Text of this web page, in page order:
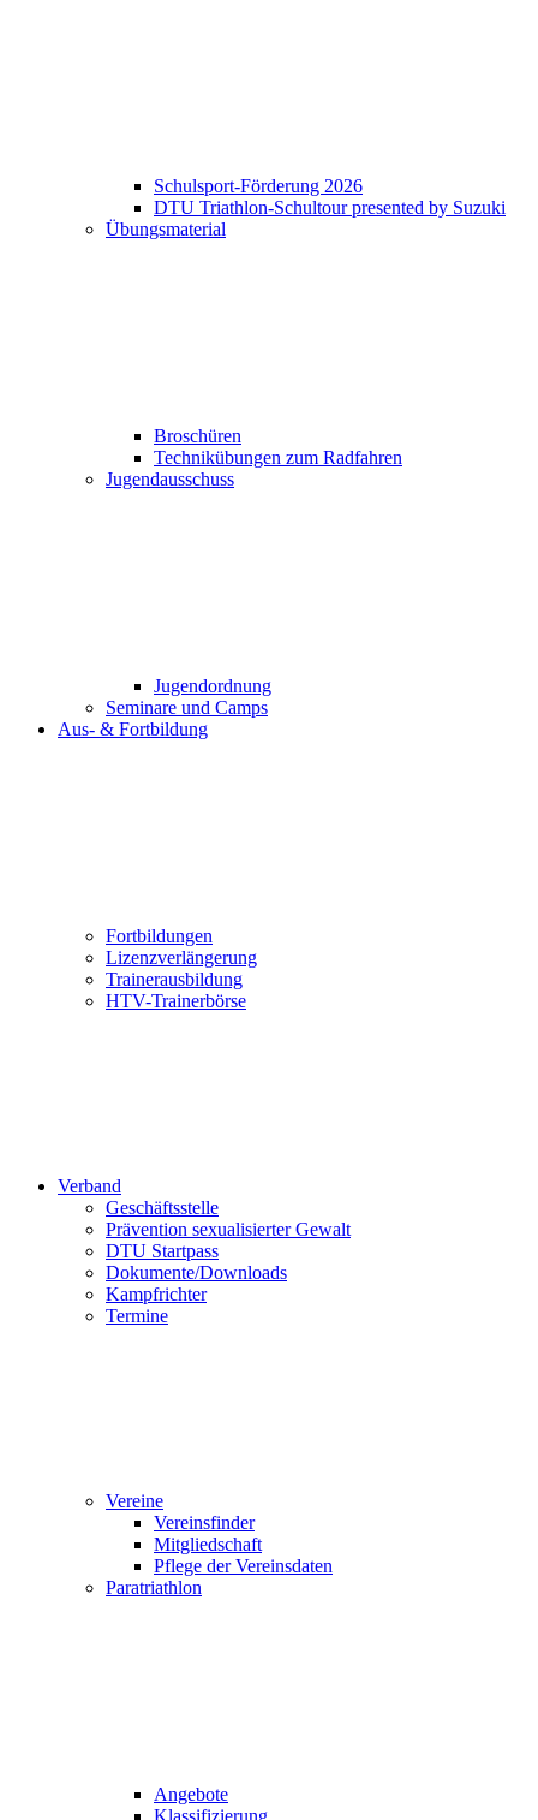
Schulsport-Förderung 2026
DTU Triathlon-Schultour presented by Suzuki
Übungsmaterial
Broschüren
Technikübungen zum Radfahren
Jugendausschuss
Jugendordnung
Seminare und Camps
Aus- & Fortbildung
Fortbildungen
Lizenzverlängerung
Trainerausbildung
HTV-Trainerbörse
Verband
Geschäftsstelle
Prävention sexualisierter Gewalt
DTU Startpass
Dokumente/Downloads
Kampfrichter
Termine
Vereine
Vereinsfinder
Mitgliedschaft
Pflege der Vereinsdaten
Paratriathlon
Angebote
Klassifizierung